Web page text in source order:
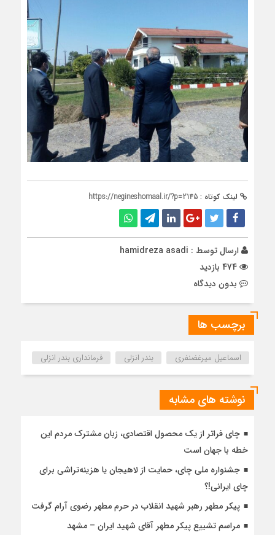
لینک کوتاه : https://negineshomaal.ir/?p=2145
ارسال توسط : hamidreza asadi
بدون دیدگاه
برچسب ها
اسماعیل میرغضنفری بندر انزلی فرمانداری بندر انزلی
نوشته های مشابه
چای فراتر از یک محصول اقتصادی، زبان مشترک مردم این
خطه با جهان است
جشنواره ملی چای، حمایت از لاهیجان یا هزینه‌تراشی برای
چای ایرانی!؟
پیکر مطهر رهبر شهید انقلاب در حرم مطهر رضوی آرام گرفت
مراسم تشییع پیکر مطهر آقای شهید ایران – مشهد